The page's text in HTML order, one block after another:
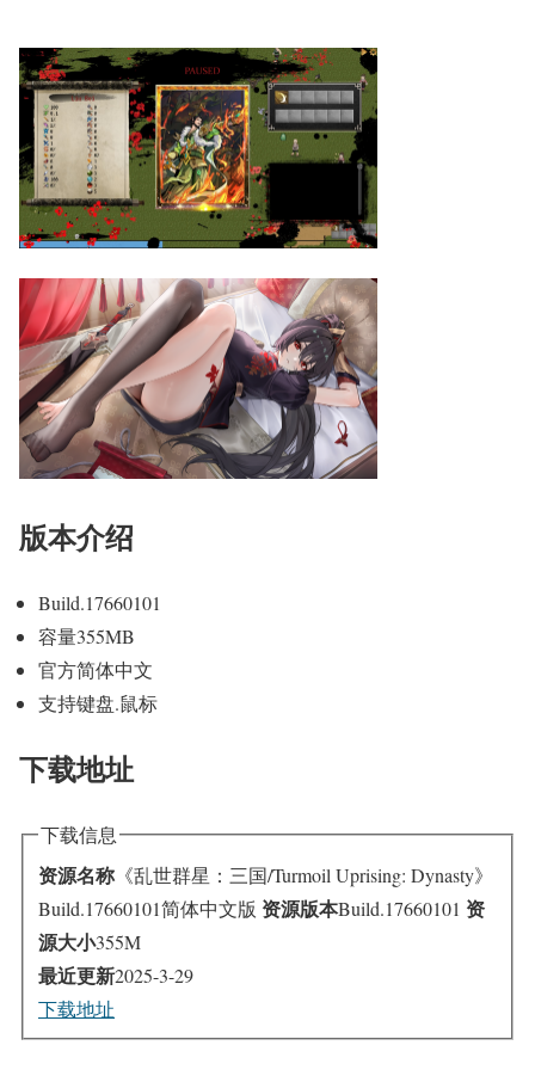
版本介绍
Build.17660101
容量355MB
官方简体中文
支持键盘.鼠标
下载地址
下载信息
资源名称 《乱世群星：三国/Turmoil Uprising: Dynasty》
Build.17660101简体中文版 资源版本Build.17660101 资
源大小355M
最近更新2025-3-29
下载地址